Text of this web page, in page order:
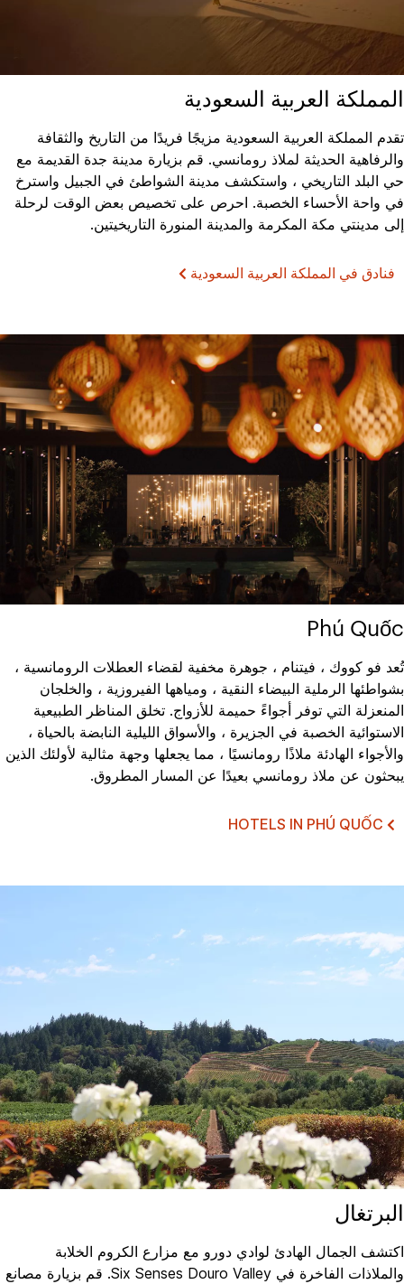
المملكة العربية السعودية
تقدم المملكة العربية السعودية مزيجًا فريدًا من التاريخ والثقافة
والرفاهية الحديثة لملاذ رومانسي. قم بزيارة مدينة جدة القديمة مع
حي البلد التاريخي ، واستكشف مدينة الشواطئ في الجبيل واسترخ
في واحة الأحساء الخصبة. احرص على تخصيص بعض الوقت لرحلة
إلى مدينتي مكة المكرمة والمدينة المنورة التاريخيتين.
فنادق في المملكة العربية السعودية
Phú Quốc
تُعد فو كووك ، فيتنام ، جوهرة مخفية لقضاء العطلات الرومانسية ،
بشواطئها الرملية البيضاء النقية ، ومياهها الفيروزية ، والخلجان
المنعزلة التي توفر أجواءً حميمة للأزواج. تخلق المناظر الطبيعية
الاستوائية الخصبة في الجزيرة ، والأسواق الليلية النابضة بالحياة ،
والأجواء الهادئة ملاذًا رومانسيًا ، مما يجعلها وجهة مثالية لأولئك الذين
يبحثون عن ملاذ رومانسي بعيدًا عن المسار المطروق.
HOTELS IN PHÚ QUỐC
البرتغال
اكتشف الجمال الهادئ لوادي دورو مع مزارع الكروم الخلابة
والملاذات الفاخرة في Six Senses Douro Valley. قم بزيارة مصانع